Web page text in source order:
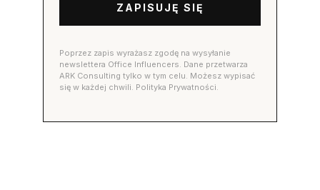
ZAPISUJĘ SIĘ
Poprzez zapis wyrażasz zgodę na wysyłanie
newslettera Office Influencers. Dane przetwarza
ARK Consulting tylko w tym celu. Możesz wypisać
się w każdej chwili. Polityka Prywatności.